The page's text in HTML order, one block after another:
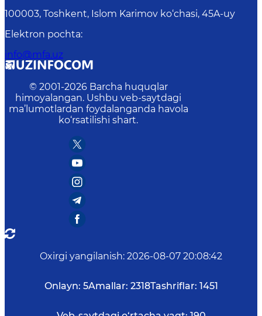
100003, Toshkent, Islom Karimov ko‘chasi, 45A-uy
Elektron pochta:
info@mfa.uz
© 2001-2026 Barcha huquqlar
himoyalangan. Ushbu veb-saytdagi
ma’lumotlardan foydalanganda havola
ko‘rsatilishi shart.
Oxirgi yangilanish: 2026-08-07 20:08:42
Onlayn: 5Amallar: 2318Tashriflar: 1451